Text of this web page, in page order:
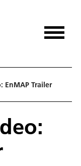
EnMAP Trailer